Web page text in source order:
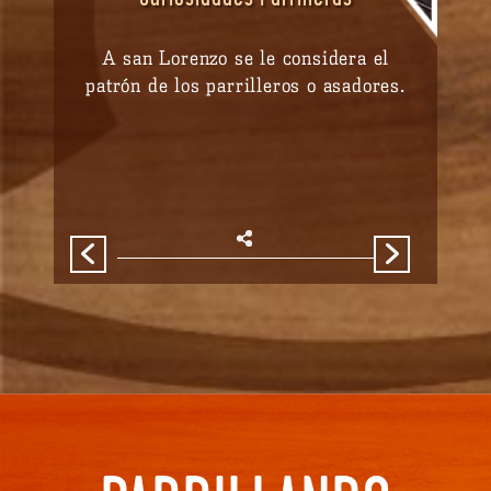
A san Lorenzo se le considera el
patrón de los parrilleros o asadores.